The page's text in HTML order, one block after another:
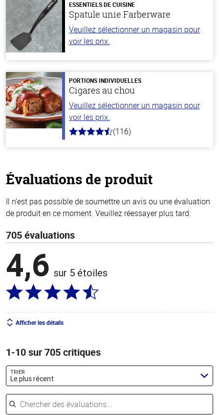
ESSENTIELS DE CUISINE
Spatule unie Farberware
Veuillez sélectionner un magasin pour
voir les prix.
PORTIONS INDIVIDUELLES
Cigares au chou
Veuillez sélectionner un magasin pour
voir les prix.
4.2
(116)
Évaluations de produit
Il n’est pas possible de soumettre un avis ou une évaluation
de produit en ce moment. Veuillez réessayer plus tard.
705 évaluations
4,6 sur 5 étoiles
Afficher les détails
1-10 sur 705 critiques
TRIER
Le plus récent
Chercher des évaluations